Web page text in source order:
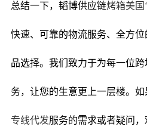
总结一下，韬博供应链烤箱美国
快速、可靠的物流服务、全方
品选择。我们致力于为每一位
务，让您的生意更上一层楼。
专线代发服务的需求或者疑问